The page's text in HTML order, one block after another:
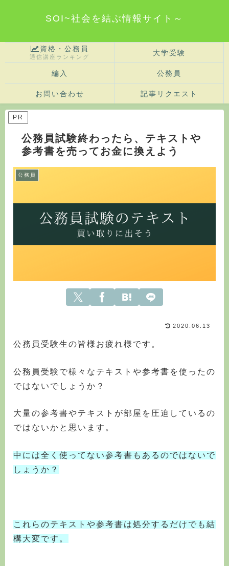
SOI~社会を結ぶ情報サイト～
資格・公務員
通信講座ランキング
大学受験
編入 公務員
お問い合わせ 記事リクエスト
PR
公務員試験終わったら、テキストや
参考書を売ってお金に換えよう
公務員
2020.06.13
公務員受験生の皆様お疲れ様です。
公務員受験で様々なテキストや参考書を使ったの
ではないでしょうか？
大量の参考書やテキストが部屋を圧迫しているの
ではないかと思います。
中には全く使ってない参考書もあるのではないで
しょうか？
これらのテキストや参考書は処分するだけでも結
構大変です。